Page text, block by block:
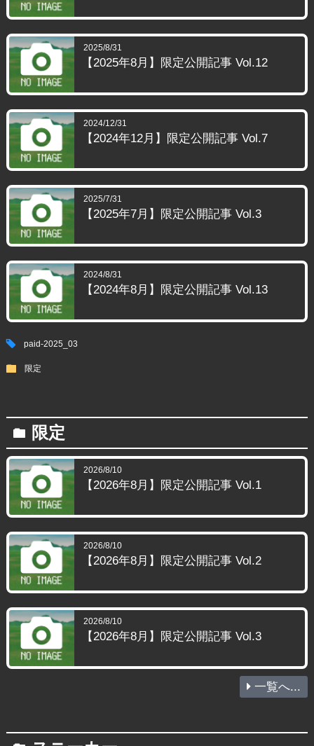
2025/8/31
【2025年8月】限定公開記事 Vol.12
2024/12/31
【2024年12月】限定公開記事 Vol.7
2025/7/31
【2025年7月】限定公開記事 Vol.3
2024/8/31
【2024年8月】限定公開記事 Vol.13
tag paid-2025_03
folder 限定
folder 限定
2026/8/10
【2026年8月】限定公開記事 Vol.1
2026/8/10
【2026年8月】限定公開記事 Vol.2
2026/8/10
【2026年8月】限定公開記事 Vol.3
一覧へ...